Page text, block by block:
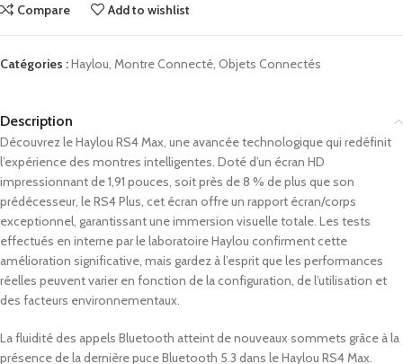
Compare Add to wishlist
Catégories :Haylou, Montre Connecté, Objets Connectés
Description
Découvrez le Haylou RS4 Max, une avancée technologique qui redéfinit
l’expérience des montres intelligentes. Doté d’un écran HD
impressionnant de 1,91 pouces, soit près de 8 % de plus que son
prédécesseur, le RS4 Plus, cet écran offre un rapport écran/corps
exceptionnel, garantissant une immersion visuelle totale. Les tests
effectués en interne par le laboratoire Haylou confirment cette
amélioration significative, mais gardez à l’esprit que les performances
réelles peuvent varier en fonction de la configuration, de l’utilisation et
des facteurs environnementaux.
La fluidité des appels Bluetooth atteint de nouveaux sommets grâce à la
présence de la dernière puce Bluetooth 5.3 dans le Haylou RS4 Max.